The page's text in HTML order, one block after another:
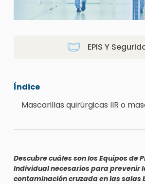
EPIS Y
Índice
Mascarillas quirúrgicas IIR o
Descubre cuáles son los Equipos de
Individual necesarios para prevenir
contaminación cruzada en las salas